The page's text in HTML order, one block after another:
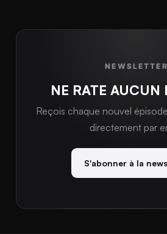
NEWSLETTER
NE RATE AUCUN
Reçois chaque nouvel
directement par
S'abonner à la